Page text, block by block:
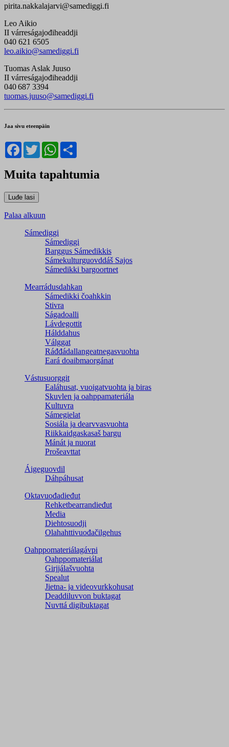
pirita.nakkalajarvi@samediggi.fi
Leo Aikio
II várreságajođiheaddji
040 621 6505
leo.aikio@samediggi.fi
Tuomas Aslak Juuso
II várreságajođiheaddji
040 687 3394
tuomas.juuso@samediggi.fi
Jaa sivu eteenpäin
Facebook
TwitterWhatsApp
Muita tapahtumia
Palaa alkuun
Sámediggi
Sámediggi
Barggus Sámedikkis
Sámekulturguovddáš Sajos
Sámedikki bargoortnet
Mearrádusdahkan
Sámedikki čoahkkin
Stivra
Ságadoalli
Lávdegottit
Hálddahus
Válggat
Ráđđádallangeatnegas­vuohta
Eará doaibmaorgánat
Vástusuorggit
Ealáhusat, vuoigatvuohta ja biras
Skuvlen ja oahppamateriála
Kultuvra
Sámegielat
Sosiála ja dearvvasvuohta
Riikkaidgaskasaš bargu
Mánát ja nuorat
Prošeavttat
Áigeguovdil
Dáhpáhusat
Oktavuođadieđut
Rehketbearrandieđut
Media
Diehtosuodji
Olahahttivuođačilgehus
Oahppomateriálagávpi
Oahppomateriálat
Girjjálašvuohta
Spealut
Jietna- ja videovurkkohusat
Deaddiluvvon buktagat
Nuvttá digibuktagat